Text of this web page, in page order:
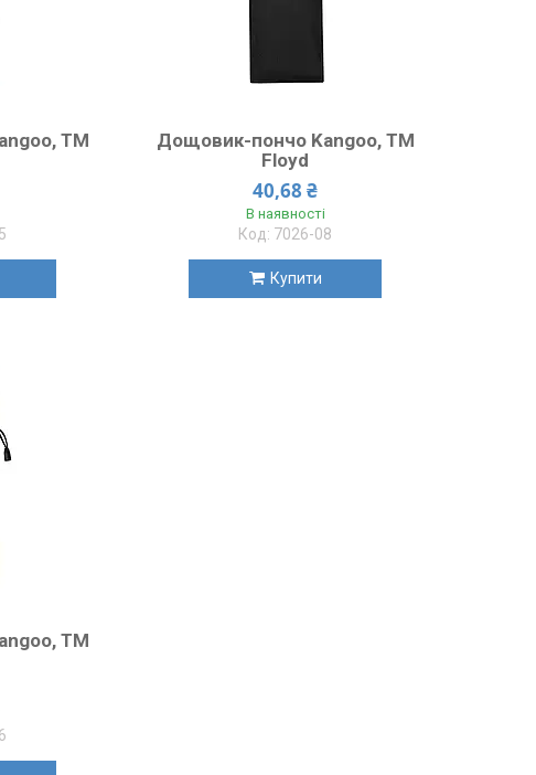
TM
Дощовик-пончо Kangoo, TM
Floyd
40,68 ₴
В наявності
7026-08
Купити
TM